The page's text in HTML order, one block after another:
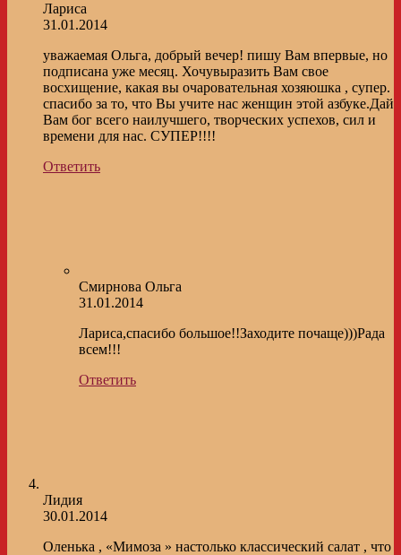
Лариса
31.01.2014
уважаемая Ольга, добрый вечер! пишу Вам впервые, но
подписана уже месяц. Хочувыразить Вам свое
восхищение, какая вы очаровательная хозяюшка , супер.
спасибо за то, что Вы учите нас женщин этой азбуке.Дай
Вам бог всего наилучшего, творческих успехов, сил и
времени для нас. СУПЕР!!!!
Ответить
Смирнова Ольга
31.01.2014
Лариса,спасибо большое!!Заходите почаще)))Рада
всем!!!
Ответить
Лидия
30.01.2014
Оленька , «Мимоза » настолько классический салат , что